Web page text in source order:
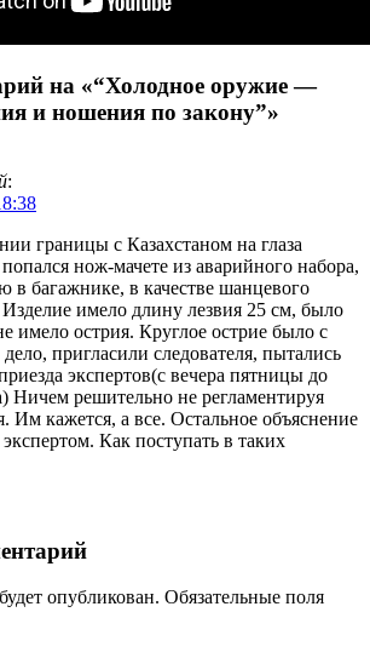
на «“Холодное оружие —
и ношения по закону”»
:
границы с Казахстаном на глаза
нож-мачете из аварийного набора,
багажнике, в качестве шанцевого
имело длину лезвия 25 см, было
имело острия. Круглое острие было с
пригласили следователя, пытались
экспертов(с вечера пятницы до
Ничем решительно не регламентируя
Им кажется, а все. Остальное объяснение
Как поступать в таких
опубликован. Обязательные поля